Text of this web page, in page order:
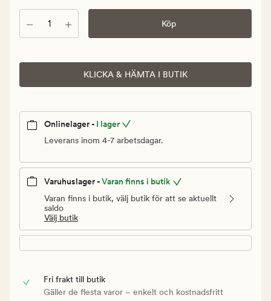
Antal Köp
KLICKA & HÄMTA I BUTIK
Onlinelager - I lager
Leverans inom 4-7 arbetsdagar.
Varuhuslager -Varan finns i butik
Varan finns i butik, välj butik för att se aktuellt
saldo
Välj butik
Fri frakt till butik
Gäller de flesta varor – enkelt och kostnadsfritt